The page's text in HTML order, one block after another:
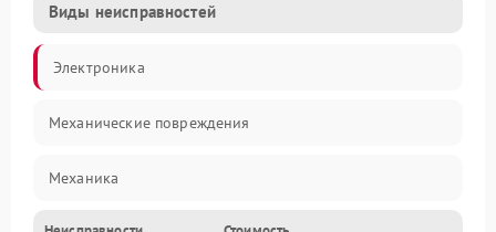
Виды неисправностей
Электроника
Механические повреждения
Механика